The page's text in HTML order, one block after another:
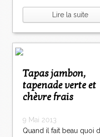
Lire la suite
Tapas jambon,
tapenade verte et
chèvre frais
9 Mai 2013
Quand il fait beau quoi